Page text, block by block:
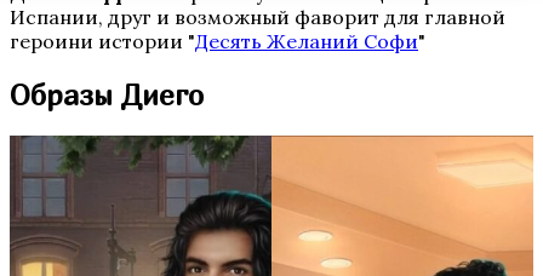
Бюро Параллельных Миров. Том 2
Испании, друг и возможный фаворит для главной
героини истории "Десять Желаний Софи"
Образы Диего